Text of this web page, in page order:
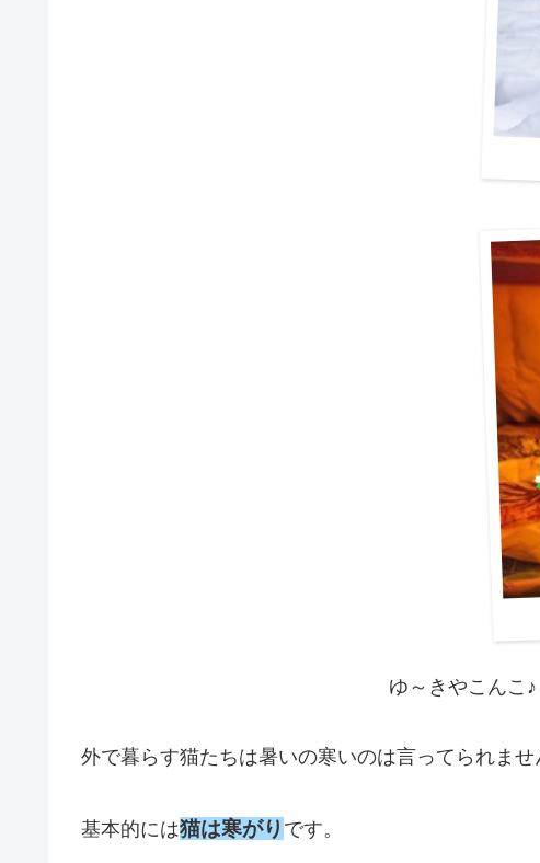
ゆ～きやこん
外で暮らす猫たちは暑いの寒いのは言ってられませ
基本的には猫は寒がり です。